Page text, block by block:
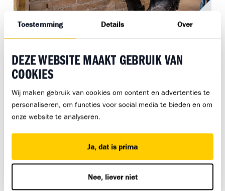
Toestemming Details Over
DEZE WEBSITE MAAKT GEBRUIK VAN
COOKIES
Wij maken gebruik van cookies om content en advertenties te
personaliseren, om functies voor social media te bieden en om
onze website te analyseren.
Ja, dat is prima
Nee, liever niet
Niveau:
ZO KAN JOUW DAG ERUIT ZIEN ALS